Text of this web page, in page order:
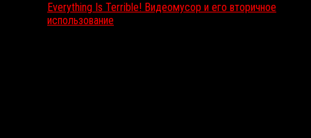
Everything Is Terrible! Видеомусор и его вторичное
использование